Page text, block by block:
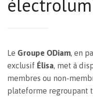
Le Groupe ODiam, en
exclusif Élisa, met à
membres ou non-
plateforme regroupant